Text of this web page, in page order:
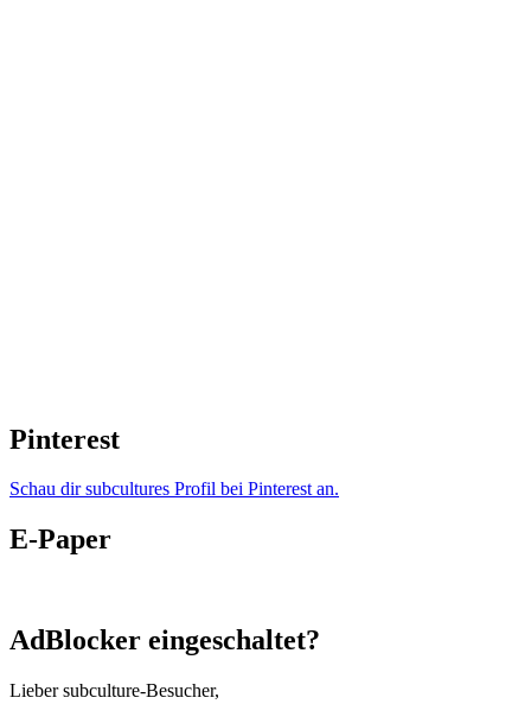
Pinterest
Schau dir subcultures Profil bei Pinterest an.
E-Paper
AdBlocker eingeschaltet?
Lieber subculture-Besucher,